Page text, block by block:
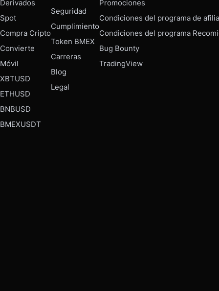
Derivados
Spot
Compra Cripto
Convierte
Móvil
XBTUSD
ETHUSD
BNBUSD
BMEXUSDT
Seguridad
Cumplimiento
Token BMEX
Carreras
Blog
Legal
Promociones
Condiciones del programa de
Condiciones del programa
Bug Bounty
TradingView